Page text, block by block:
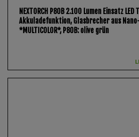
NEXTORCH P80B 2.100 Lumen Einsatz
Akkuladefunktion, Glasbrecher aus
*MULTICOLOR*, P80B: olive grün